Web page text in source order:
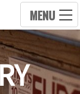
MENU